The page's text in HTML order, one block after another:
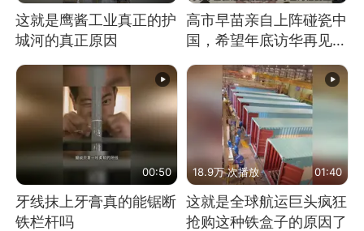
这就是鹰酱工业真正的护
城河的真正原因
高市早苗亲自上阵碰瓷中
国，希望年底访华再见中
00:50
牙线抹上牙膏真的能锯断
铁栏杆吗
18.9万 次播放 01:40
这就是全球航运巨头疯狂
抢购这种铁盒子的原因了